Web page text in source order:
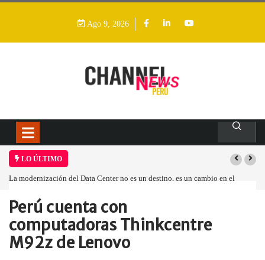
Ago 9, 2026
LO ÚLTIMO
La modernización del Data Center no es un destino, es un cambio en el
Home
Empresa Perú cuenta con…
Perú cuenta con
computadoras Thinkcentre
M92z de Lenovo